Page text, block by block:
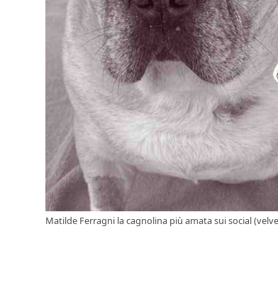
Matilde Ferragni la cagnolina più amata sui social